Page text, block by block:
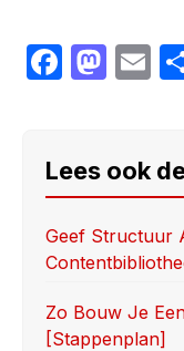
F
e
b
o
o
k
M
o
d
o
n
E
Lees ook
Geef Structuur
Zo Bouw Je
[stappenplan]